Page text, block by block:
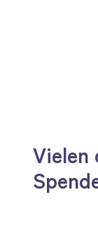
Vielen